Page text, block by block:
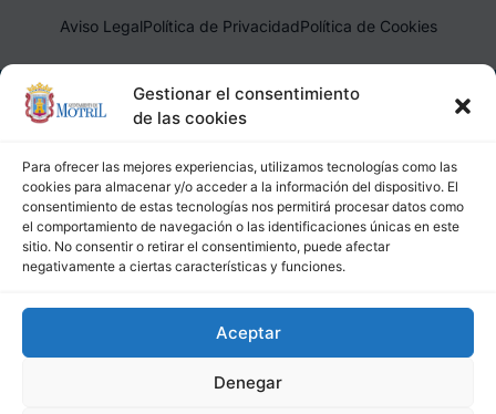
Gestionar el consentimiento
de las cookies
Para ofrecer las mejores experiencias, utilizamos tecnologías como las
cookies para almacenar y/o acceder a la información del dispositivo. El
consentimiento de estas tecnologías nos permitirá procesar datos como
el comportamiento de navegación o las identificaciones únicas en este
sitio. No consentir o retirar el consentimiento, puede afectar
negativamente a ciertas características y funciones.
Aceptar
Denegar
Aviso LegalPolítica de PrivacidadPolítica de Cookies
Ayuntamiento de Motril, Plaza de España, 1, 18600, Motril,
(Granada), CIF: P1814200J, DIR3: L01181400